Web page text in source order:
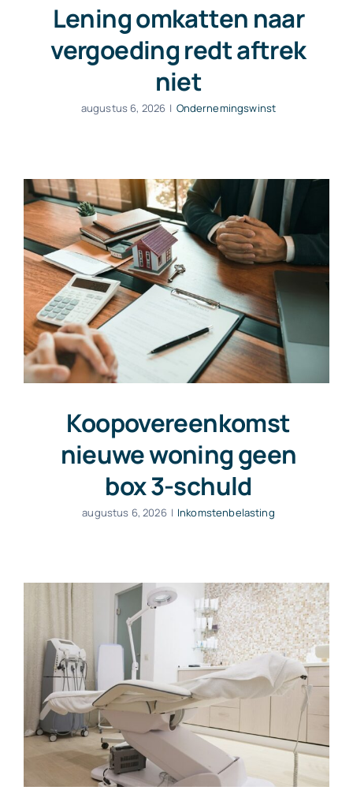
Lening omkatten naar
vergoeding redt aftrek
niet
augustus 6, 2026 | Ondernemingswinst
Koopovereenkomst
nieuwe woning geen
box 3-schuld
augustus 6, 2026 | Inkomstenbelasting